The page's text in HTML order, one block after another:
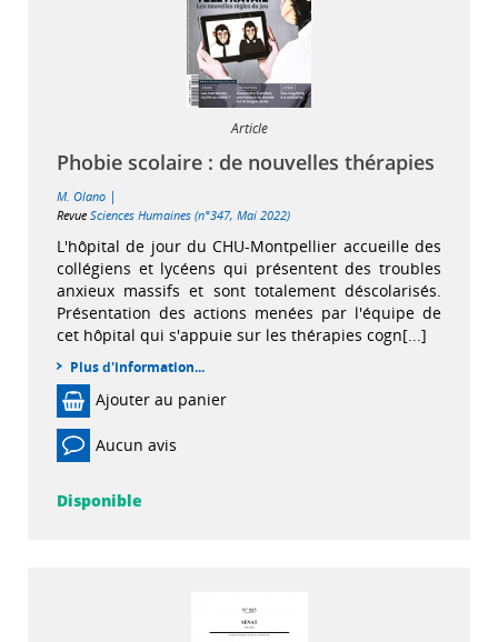
Article
Phobie scolaire : de nouvelles thérapies
M. Olano |
Revue Sciences Humaines (n°347, Mai 2022)
L'hôpital de jour du CHU-Montpellier accueille des
collégiens et lycéens qui présentent des troubles
anxieux massifs et sont totalement déscolarisés.
Présentation des actions menées par l'équipe de
cet hôpital qui s'appuie sur les thérapies cogn[...]
Plus d'information...
Ajouter au panier
Aucun avis
Disponible